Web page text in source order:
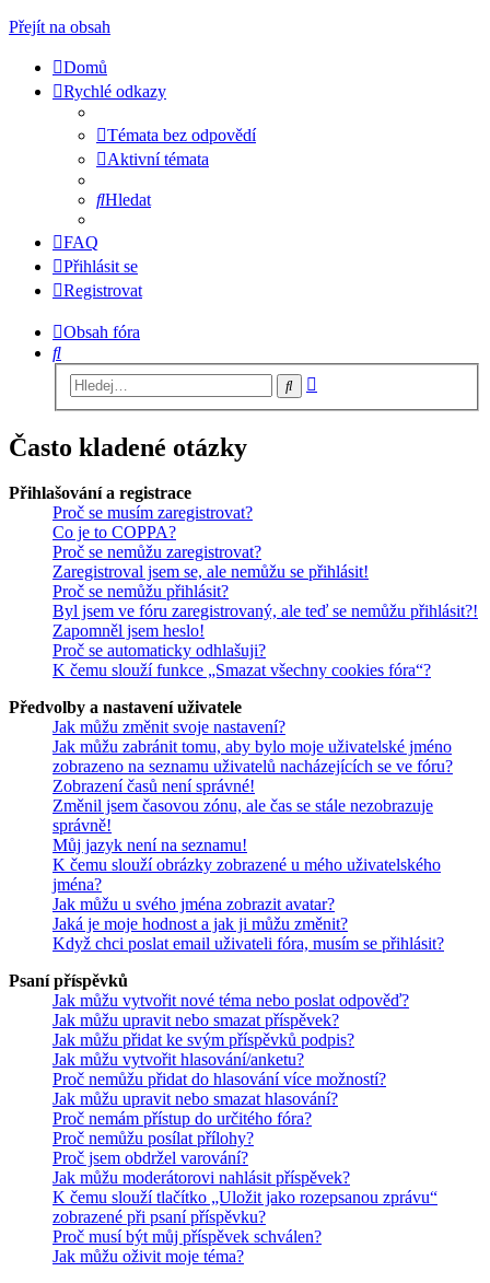
Přejít na obsah
Domů
Rychlé odkazy
Témata bez odpovědí
Aktivní témata
Hledat
FAQ
Přihlásit se
Registrovat
Obsah fóra
Hledat
Hledat
Často kladené otázky
Přihlašování a registrace
Proč se musím zaregistrovat?
Co je to COPPA?
Proč se nemůžu zaregistrovat?
Zaregistroval jsem se, ale nemůžu se přihlásit!
Proč se nemůžu přihlásit?
Byl jsem ve fóru zaregistrovaný, ale teď se nemůžu přihlásit?!
Zapomněl jsem heslo!
Proč se automaticky odhlašuji?
K čemu slouží funkce „Smazat všechny cookies fóra“?
Předvolby a nastavení uživatele
Jak můžu změnit svoje nastavení?
Jak můžu zabránit tomu, aby bylo moje uživatelské jméno
zobrazeno na seznamu uživatelů nacházejících se ve fóru?
Zobrazení časů není správné!
Změnil jsem časovou zónu, ale čas se stále nezobrazuje
správně!
Můj jazyk není na seznamu!
K čemu slouží obrázky zobrazené u mého uživatelského
jména?
Jak můžu u svého jména zobrazit avatar?
Jaká je moje hodnost a jak ji můžu změnit?
Když chci poslat email uživateli fóra, musím se přihlásit?
Psaní příspěvků
Jak můžu vytvořit nové téma nebo poslat odpověď?
Jak můžu upravit nebo smazat příspěvek?
Jak můžu přidat ke svým příspěvků podpis?
Jak můžu vytvořit hlasování/anketu?
Proč nemůžu přidat do hlasování více možností?
Jak můžu upravit nebo smazat hlasování?
Proč nemám přístup do určitého fóra?
Proč nemůžu posílat přílohy?
Proč jsem obdržel varování?
Jak můžu moderátorovi nahlásit příspěvek?
K čemu slouží tlačítko „Uložit jako rozepsanou zprávu“
zobrazené při psaní příspěvku?
Proč musí být můj příspěvek schválen?
Jak můžu oživit moje téma?